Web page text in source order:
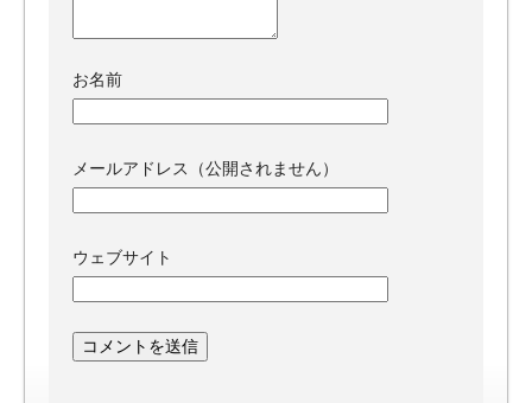
お名前
メールアドレス（公開されません）
ウェブサイト